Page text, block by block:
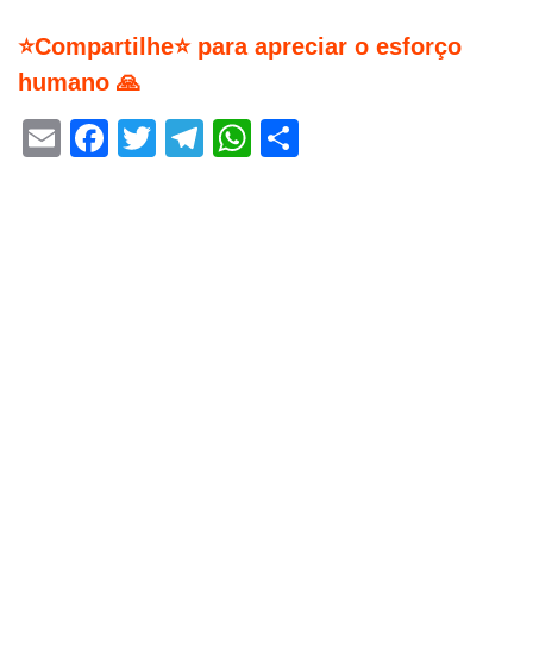
⭐Compartilhe⭐ para apreciar o esforço
humano 🙏
EmailFacebook
Twitter
Telegram
WhatsApp